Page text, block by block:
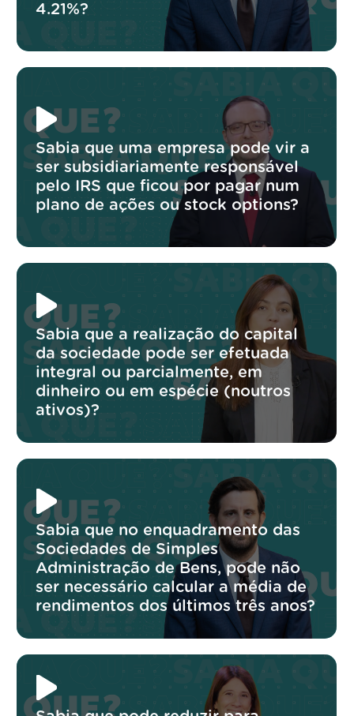
4.21%?
Sabia que uma empresa pode vir a
ser subsidiariamente responsável
pelo IRS que ficou por pagar num
plano de ações ou stock options?
Sabia que a realização do capital
da sociedade pode ser efetuada
integral ou parcialmente, em
dinheiro ou em espécie (noutros
ativos)?
Sabia que no enquadramento das
Sociedades de Simples
Administração de Bens, pode não
ser necessário calcular a média de
rendimentos dos últimos três anos?